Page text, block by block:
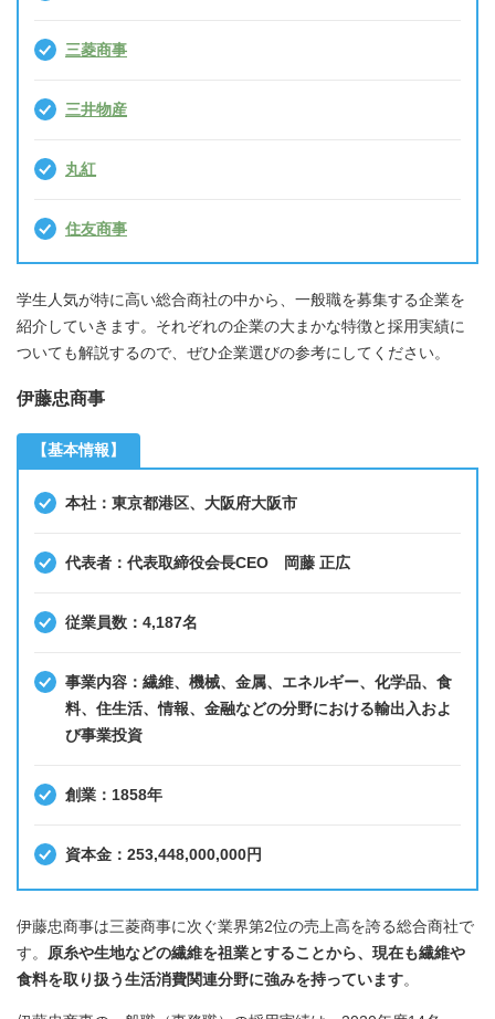
三菱商事
三井物産
丸紅
住友商事
学生人気が特に高い総合商社の中から、一般職を募集する企業を
紹介していきます。それぞれの企業の大まかな特徴と採用実績に
ついても解説するので、ぜひ企業選びの参考にしてください。
伊藤忠商事
【基本情報】
本社：東京都港区、大阪府大阪市
代表者：代表取締役会長CEO 岡藤 正広
従業員数：4,187名
事業内容：繊維、機械、金属、エネルギー、化学品、食
料、住生活、情報、金融などの分野における輸出入およ
び事業投資
創業：1858年
資本金：253,448,000,000円
伊藤忠商事は三菱商事に次ぐ業界第2位の売上高を誇る総合商社で
す。 原糸や生地などの繊維を祖業とすることから、現在も繊維や
食料を取り扱う生活消費関連分野に強みを持っています。